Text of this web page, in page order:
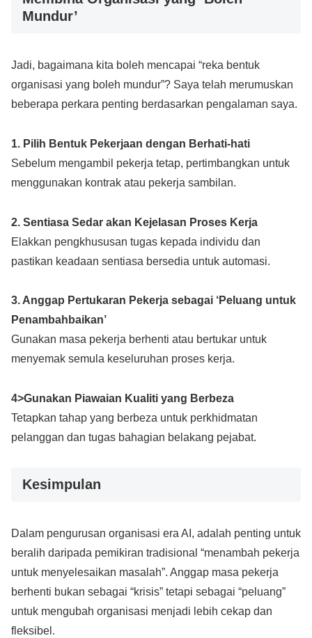
Mundur’
Jadi, bagaimana kita boleh mencapai “reka bentuk
organisasi yang boleh mundur”? Saya telah merumuskan
beberapa perkara penting berdasarkan pengalaman saya.
1. Pilih Bentuk Pekerjaan dengan Berhati-hati
Sebelum mengambil pekerja tetap, pertimbangkan untuk
menggunakan kontrak atau pekerja sambilan.
2. Sentiasa Sedar akan Kejelasan Proses Kerja
Elakkan pengkhususan tugas kepada individu dan
pastikan keadaan sentiasa bersedia untuk automasi.
3. Anggap Pertukaran Pekerja sebagai ‘Peluang untuk
Penambahbaikan’
Gunakan masa pekerja berhenti atau bertukar untuk
menyemak semula keseluruhan proses kerja.
4>Gunakan Piawaian Kualiti yang Berbeza
Tetapkan tahap yang berbeza untuk perkhidmatan
pelanggan dan tugas bahagian belakang pejabat.
Kesimpulan
Dalam pengurusan organisasi era AI, adalah penting untuk
beralih daripada pemikiran tradisional “menambah pekerja
untuk menyelesaikan masalah”. Anggap masa pekerja
berhenti bukan sebagai “krisis” tetapi sebagai “peluang”
untuk mengubah organisasi menjadi lebih cekap dan
fleksibel.